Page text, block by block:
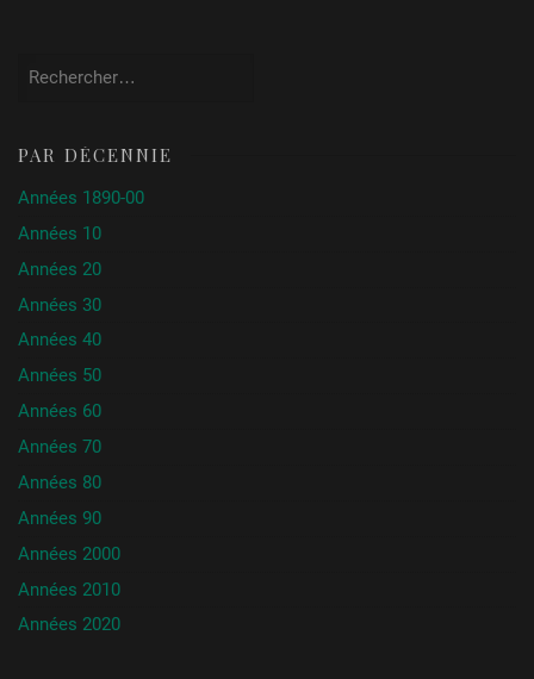
PAR DÉCENNIE
Années 1890-00
Années 10
Années 20
Années 30
Années 40
Années 50
Années 60
Années 70
Années 80
Années 90
Années 2000
Années 2010
Années 2020